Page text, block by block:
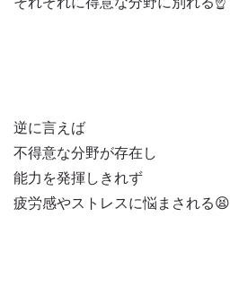
逆に言えば
不得意な分野が存在し
能力を発揮しきれず
疲労感やストレスに悩まされる😫